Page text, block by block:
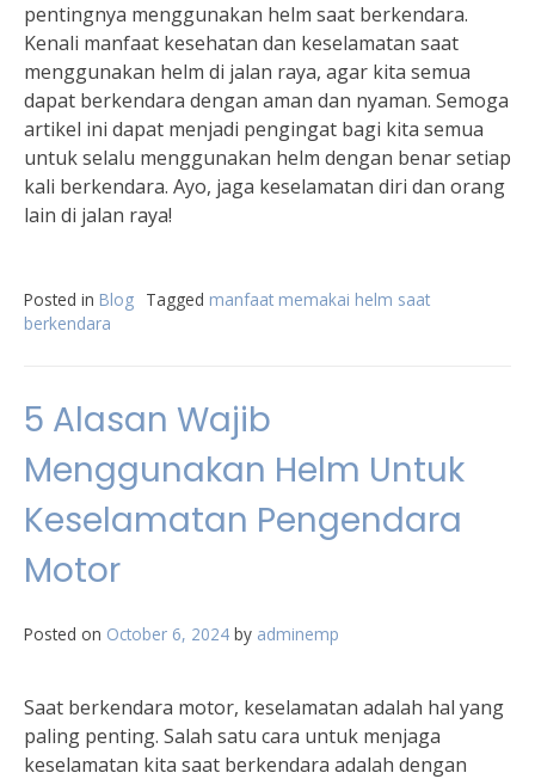
pentingnya menggunakan helm saat berkendara.
Kenali manfaat kesehatan dan keselamatan saat
menggunakan helm di jalan raya, agar kita semua
dapat berkendara dengan aman dan nyaman. Semoga
artikel ini dapat menjadi pengingat bagi kita semua
untuk selalu menggunakan helm dengan benar setiap
kali berkendara. Ayo, jaga keselamatan diri dan orang
lain di jalan raya!
Posted in Blog Tagged manfaat memakai helm saat
berkendara
5 Alasan Wajib
Menggunakan Helm Untuk
Keselamatan Pengendara
Motor
Posted on October 6, 2024 by adminemp
Saat berkendara motor, keselamatan adalah hal yang
paling penting. Salah satu cara untuk menjaga
keselamatan kita saat berkendara adalah dengan